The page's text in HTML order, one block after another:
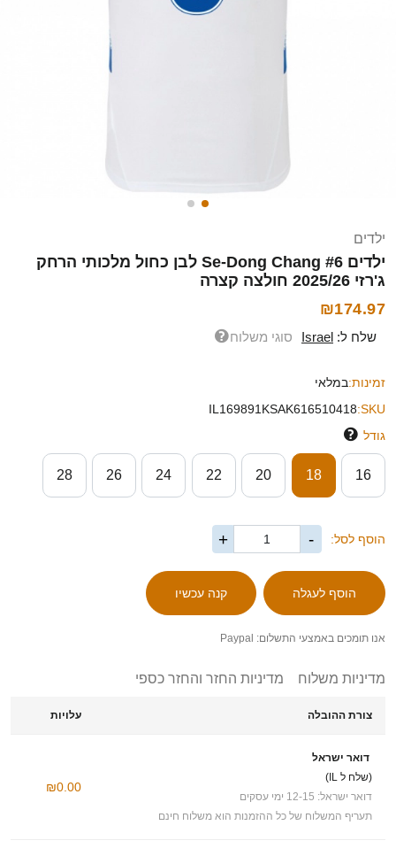
ילדים
ילדים Se-Dong Chang #6 לבן כחול מלכותי הרחק
ג'רזי 2025/26 חולצה קצרה
₪174.97
שלח ל: Israel סוגי משלוח
זמינות:במלאי
SKU:
IL169891KSAK616510418
גודל
16
18
20
22
24
26
28
הוסף לסל: -
+
אנו תומכים באמצעי התשלום: Paypal
מדיניות משלוח מדיניות החזר והחזר כספי
צורת ההובלה עלויות
דואר ישראל
(שלח ל IL)
דואר ישראל: 12-15 ימי עסקים
תעריף המשלוח של כל ההזמנות הוא משלוח חינם
₪0.00